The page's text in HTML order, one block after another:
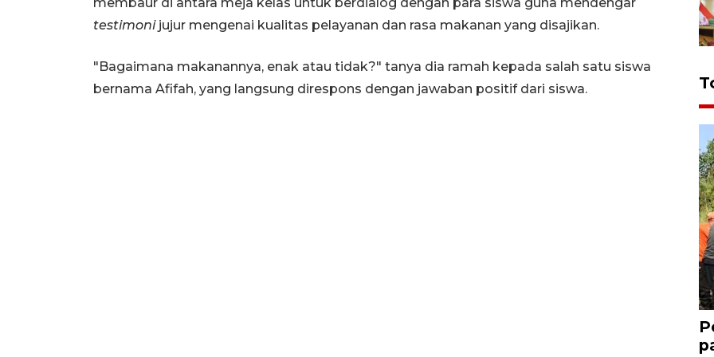
testimonijujur mengenai kualitas pelayanan dan rasa makanan yang disajikan.
"Bagaimana makanannya, enak atau tidak?" tanya dia ramah kepada salah satu siswa
bernama Afifah, yang langsung direspons dengan jawaban positif dari siswa.